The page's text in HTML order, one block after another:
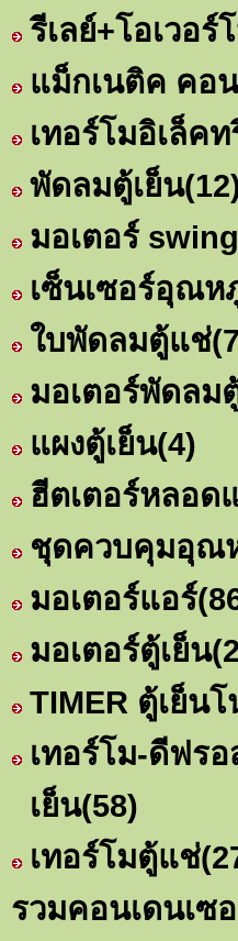
รีเลย์+โอเวอร์
แม็กเนติค คอ
เทอร์โมอิเล็ค
พัดลมตู้เย็น
มอเตอร์
เซ็นเซอร์อุณห
ใบพัดลมตู้แช่
มอเตอร์พัดลม
แผงตู้เย็น(4)
ฮีตเตอร์หลอด
ชุดควบคุมอุณ
มอเตอร์แอร์
มอเตอร์ตู้เย็น
TIMER ตู้เย็น
เทอร์โม-ดีฟร
เย็น(58)
เทอร์โมตู้แช่
รวมคอนเดนเซ